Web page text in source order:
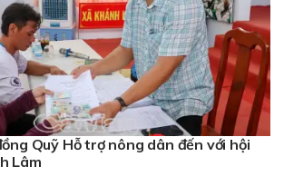
Quỹ Hỗ trợ nông dân đến với hội
Lâm